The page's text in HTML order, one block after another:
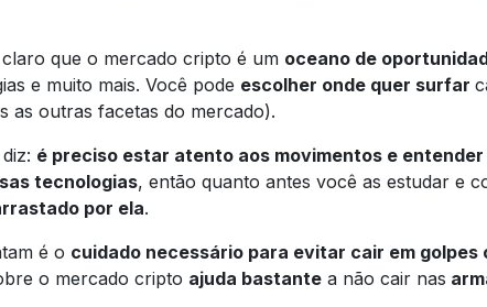
que o mercado cripto é um oceano de
e muito mais. Você pode escolher onde quer surfar
as outras facetas do mercado).
é preciso estar atento aos movimentos e
tecnologias, então quanto antes você as estudar e
por ela.
é o cuidado necessário para evitar cair em golpes
o mercado cripto ajuda bastante a não cair nas